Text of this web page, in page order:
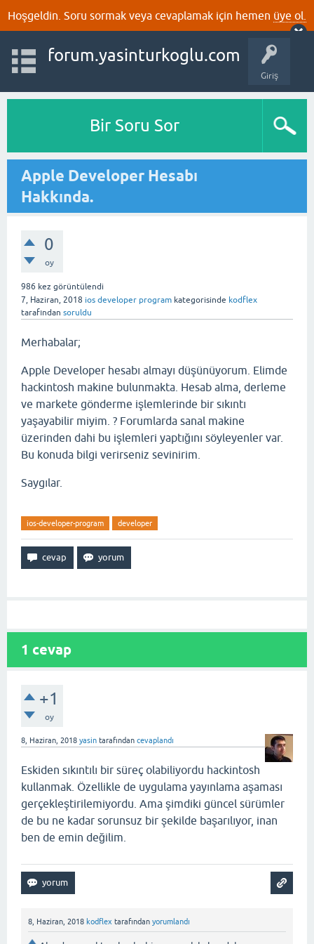
Hoşgeldin. Soru sormak veya cevaplamak için hemen üye ol.
Giriş
forum.yasinturkoglu.com
Bir Soru Sor
Apple Developer Hesabı
Hakkında.
0
oy
986 kez görüntülendi
7, Haziran, 2018 ios developer program kategorisinde kodflex
tarafından soruldu
Merhabalar;
Apple Developer hesabı almayı düşünüyorum. Elimde
hackintosh makine bulunmakta. Hesab alma, derleme
ve markete gönderme işlemlerinde bir sıkıntı
yaşayabilir miyim. ? Forumlarda sanal makine
üzerinden dahi bu işlemleri yaptığını söyleyenler var.
Bu konuda bilgi verirseniz sevinirim.
Saygılar.
ios-developer-program developer
1 cevap
+1
oy
8, Haziran, 2018 yasin tarafından cevaplandı
Eskiden sıkıntılı bir süreç olabiliyordu hackintosh
kullanmak. Özellikle de uygulama yayınlama aşaması
gerçekleştirilemiyordu. Ama şimdiki güncel sürümler
de bu ne kadar sorunsuz bir şekilde başarılıyor, inan
ben de emin değilim.
8, Haziran, 2018 kodflex tarafından yorumlandı